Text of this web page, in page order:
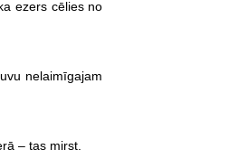
ezers cēlies no
nelaimīgajam
– tas mirst.